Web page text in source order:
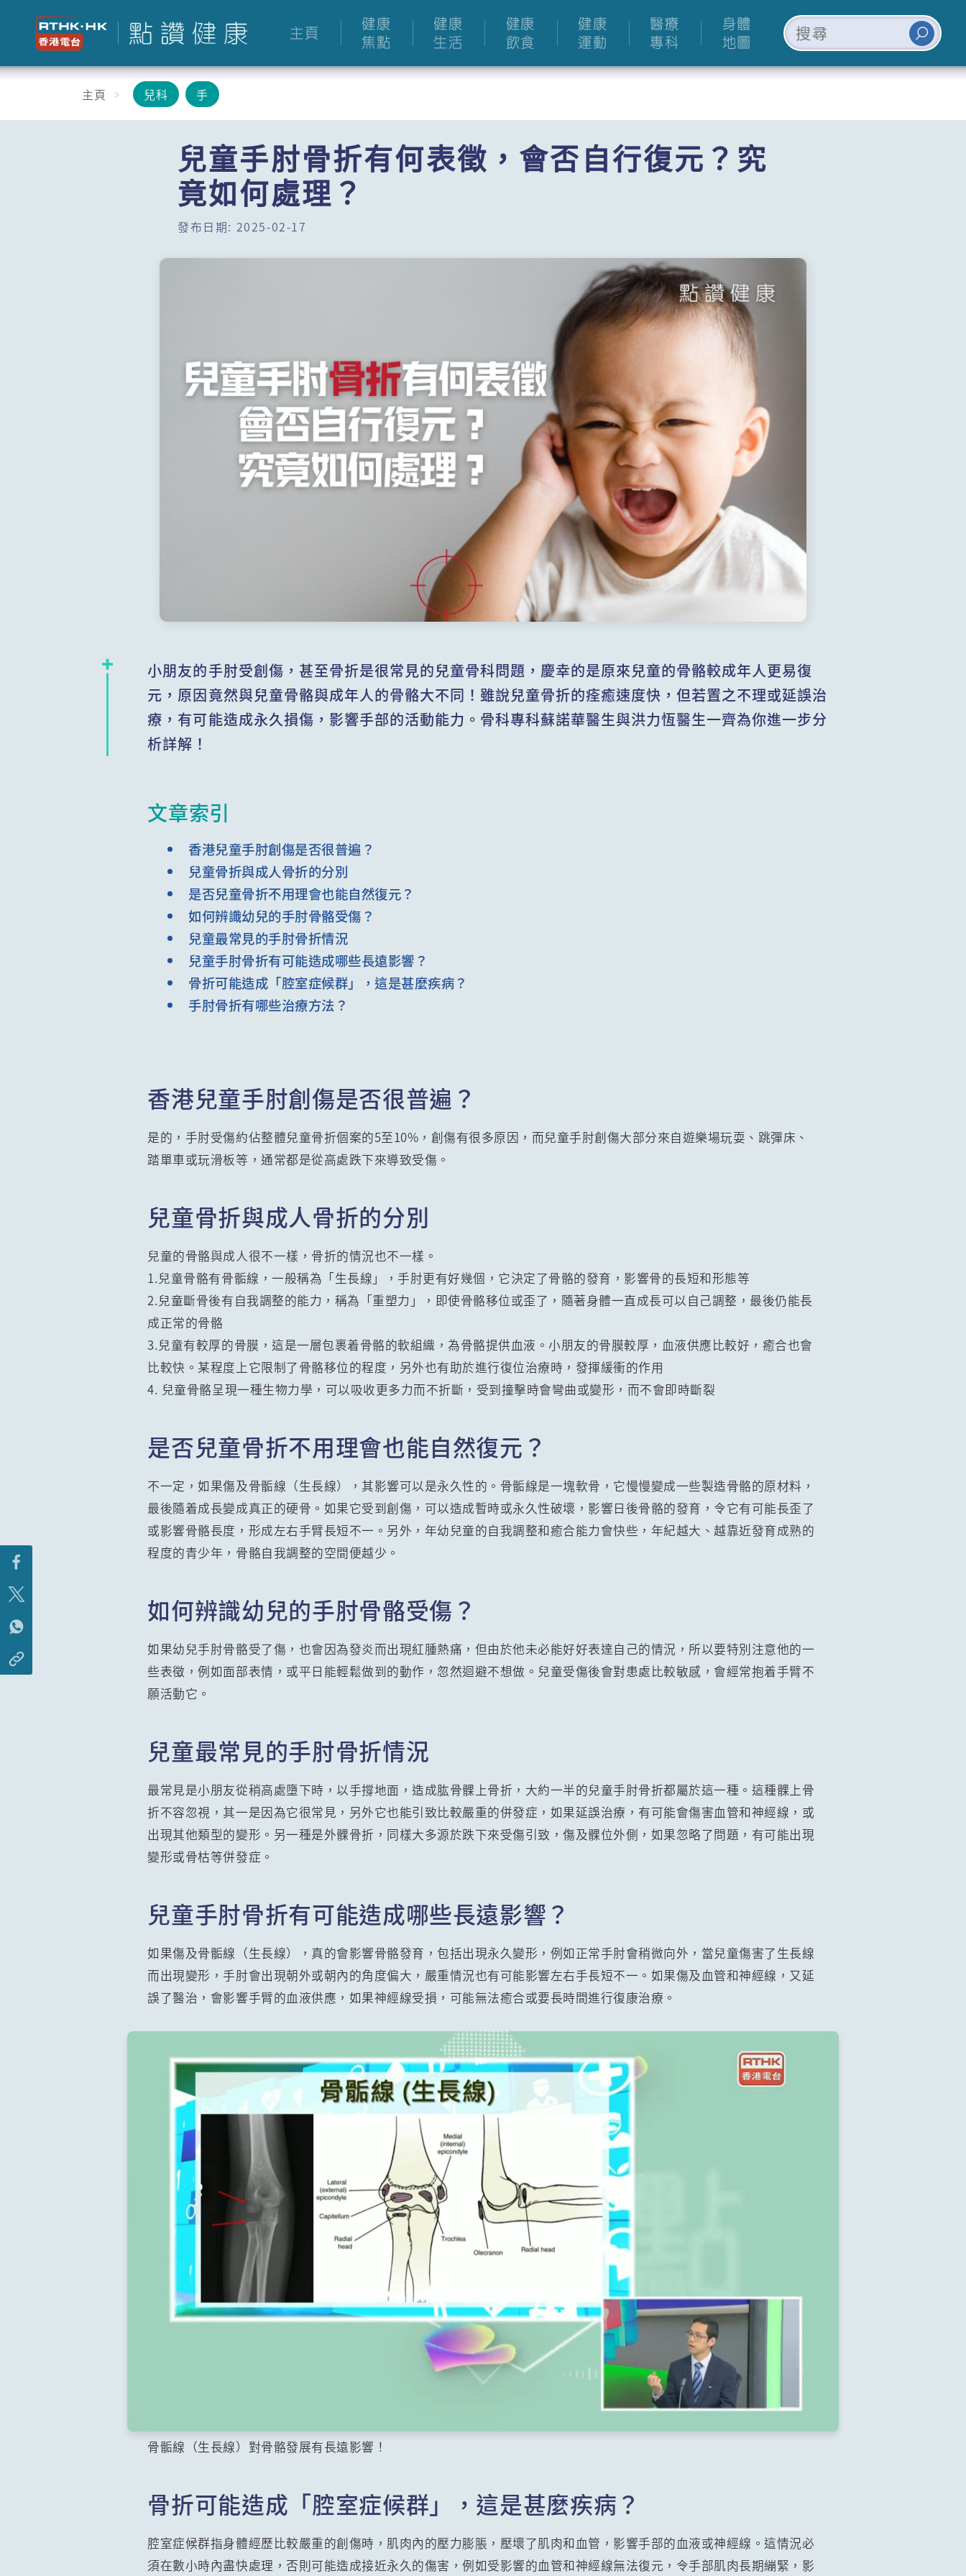
主頁
健康
焦點
健康
生活
健康
飲食
健康
運動
醫療
專科
身體
地圖
主頁 兒科 手
兒童手肘骨折有何表徵，會否自行復元？究
竟如何處理？
發布日期: 2025-02-17
小朋友的手肘受創傷，甚至骨折是很常見的兒童骨科問題，慶幸的是原來兒童的骨骼較成年人更易復
元，原因竟然與兒童骨骼與成年人的骨骼大不同！雖說兒童骨折的痊癒速度快，但若置之不理或延誤治
療，有可能造成永久損傷，影響手部的活動能力。骨科專科蘇諾華醫生與洪力恆醫生一齊為你進一步分
析詳解！
文章索引
香港兒童手肘創傷是否很普遍？
兒童骨折與成人骨折的分別
是否兒童骨折不用理會也能自然復元？
如何辨識幼兒的手肘骨骼受傷？
兒童最常見的手肘骨折情況
兒童手肘骨折有可能造成哪些長遠影響？
骨折可能造成「腔室症候群」，這是甚麼疾病？
手肘骨折有哪些治療方法？
香港兒童手肘創傷是否很普遍？
是的，手肘受傷約佔整體兒童骨折個案的5至10%，創傷有很多原因，而兒童手肘創傷大部分來自遊樂場玩耍、跳彈床、
踏單車或玩滑板等，通常都是從高處跌下來導致受傷。
兒童骨折與成人骨折的分別
兒童的骨骼與成人很不一樣，骨折的情況也不一樣。
1.兒童骨骼有骨骺線，一般稱為「生長線」，手肘更有好幾個，它決定了骨骼的發育，影響骨的長短和形態等
2.兒童斷骨後有自我調整的能力，稱為「重塑力」，即使骨骼移位或歪了，隨著身體一直成長可以自己調整，最後仍能長
成正常的骨骼
3.兒童有較厚的骨膜，這是一層包裹着骨骼的軟組織，為骨骼提供血液。小朋友的骨膜較厚，血液供應比較好，癒合也會
比較快。某程度上它限制了骨骼移位的程度，另外也有助於進行復位治療時，發揮緩衝的作用
4. 兒童骨骼呈現一種生物力學，可以吸收更多力而不折斷，受到撞擊時會彎曲或變形，而不會即時斷裂
是否兒童骨折不用理會也能自然復元？
不一定，如果傷及骨骺線（生長線），其影響可以是永久性的。骨骺線是一塊軟骨，它慢慢變成一些製造骨骼的原材料，
最後隨着成長變成真正的硬骨。如果它受到創傷，可以造成暫時或永久性破壞，影響日後骨骼的發育，令它有可能長歪了
或影響骨骼長度，形成左右手臂長短不一。另外，年幼兒童的自我調整和癒合能力會快些，年紀越大、越靠近發育成熟的
程度的青少年，骨骼自我調整的空間便越少。
如何辨識幼兒的手肘骨骼受傷？
如果幼兒手肘骨骼受了傷，也會因為發炎而出現紅腫熱痛，但由於他未必能好好表達自己的情況，所以要特別注意他的一
些表徵，例如面部表情，或平日能輕鬆做到的動作，忽然迴避不想做。兒童受傷後會對患處比較敏感，會經常抱着手臂不
願活動它。
兒童最常見的手肘骨折情況
最常見是小朋友從稍高處墮下時，以手撐地面，造成肱骨髁上骨折，大約一半的兒童手肘骨折都屬於這一種。這種髁上骨
折不容忽視，其一是因為它很常見，另外它也能引致比較嚴重的併發症，如果延誤治療，有可能會傷害血管和神經線，或
出現其他類型的變形。另一種是外髁骨折，同樣大多源於跌下來受傷引致，傷及髁位外側，如果忽略了問題，有可能出現
變形或骨枯等併發症。
兒童手肘骨折有可能造成哪些長遠影響？
如果傷及骨骺線（生長線），真的會影響骨骼發育，包括出現永久變形，例如正常手肘會稍微向外，當兒童傷害了生長線
而出現變形，手肘會出現朝外或朝內的角度偏大，嚴重情況也有可能影響左右手長短不一。如果傷及血管和神經線，又延
誤了醫治，會影響手臂的血液供應，如果神經線受損，可能無法癒合或要長時間進行復康治療。
骨骺線（生長線）對骨骼發展有長遠影響！
骨折可能造成「腔室症候群」，這是甚麼疾病？
腔室症候群指身體經歷比較嚴重的創傷時，肌肉內的壓力膨脹，壓壞了肌肉和血管，影響手部的血液或神經線。這情況必
須在數小時內盡快處理，否則可能造成接近永久的傷害，例如受影響的血管和神經線無法復元，令手部肌肉長期繃緊，影